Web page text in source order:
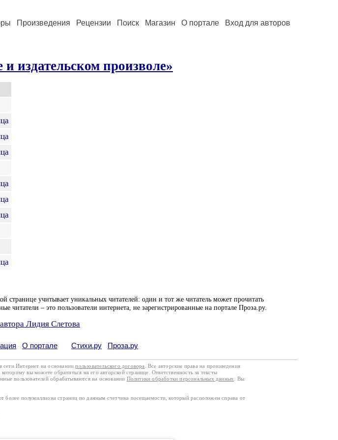
Произведения Рецензии Поиск Магазин О портале Вход для авторов
издательском произволе»
странице учитывает уникальных читателей: один и тот же читатель может прочитать
читатели – это пользователи интернета, не зарегистрированные на портале Проза.ру.
Лидия Слетова
О портале Стихи.ру Проза.ру
сети Интернет на основаниипользовательского договора
. Все авторские права на произведения
вы можете обратиться на его авторской странице. Ответственность за тексты
пользователей обрабатываются на основании Политики обработки персональных данных
. Вы
полумиллиона страниц по данным счетчика посещаемости, который расположен справа от